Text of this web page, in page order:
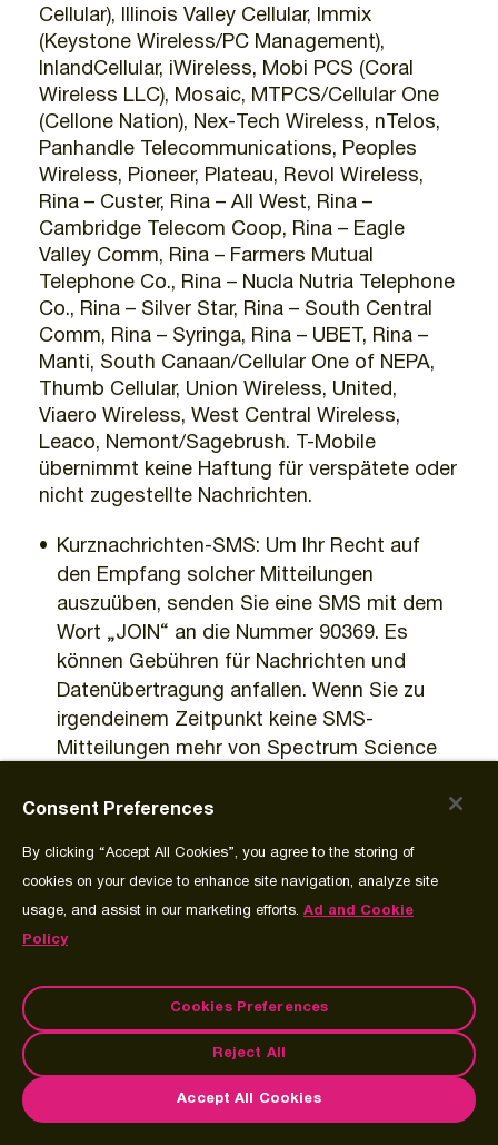
Cellular), Illinois Valley Cellular, Immix
(Keystone Wireless/PC Management),
InlandCellular, iWireless, Mobi PCS (Coral
Wireless LLC), Mosaic, MTPCS/Cellular One
(Cellone Nation), Nex-Tech Wireless, nTelos,
Panhandle Telecommunications, Peoples
Wireless, Pioneer, Plateau, Revol Wireless,
Rina – Custer, Rina – All West, Rina –
Cambridge Telecom Coop, Rina – Eagle
Valley Comm, Rina – Farmers Mutual
Telephone Co., Rina – Nucla Nutria Telephone
Co., Rina – Silver Star, Rina – South Central
Comm, Rina – Syringa, Rina – UBET, Rina –
Manti, South Canaan/Cellular One of NEPA,
Thumb Cellular, Union Wireless, United,
Viaero Wireless, West Central Wireless,
Leaco, Nemont/Sagebrush. T-Mobile
übernimmt keine Haftung für verspätete oder
nicht zugestellte Nachrichten.
Kurznachrichten-SMS: Um Ihr Recht auf
den Empfang solcher Mitteilungen
auszuüben, senden Sie eine SMS mit dem
Wort „JOIN“ an die Nummer 90369. Es
können Gebühren für Nachrichten und
Datenübertragung anfallen. Wenn Sie zu
irgendeinem Zeitpunkt keine SMS-
Mitteilungen mehr von Spectrum Science
SMS mit dem Wort „STOP“ an die Nummer
von Spectrum Science Clinical zu beenden.
Für weitere Informationen oder
Unterstützung senden Sie eine SMS mit
dem Wort „HELP“ an die Nummer 90369
SMS-Benachrichtigungen: Senden Sie eine
SMS mit dem Wort „JOIN“, um sich
anzumelden. Sie können sich jederzeit
Consent Preferences
By clicking “Accept All Cookies”, you agree to the storing of
cookies on your device to enhance site navigation, analyze site
usage, and assist in our marketing efforts. Ad and Cookie
Policy
Accept All Cookies
Reject All
Cookies Preferences